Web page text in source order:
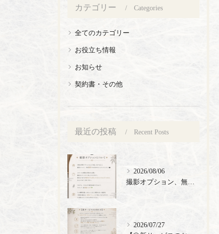
カテゴリー Categories
全てのカテゴリー
お役立ち情報
お知らせ
契約書・その他
最近の投稿 Recent Posts
2026/08/06
2026/07/27